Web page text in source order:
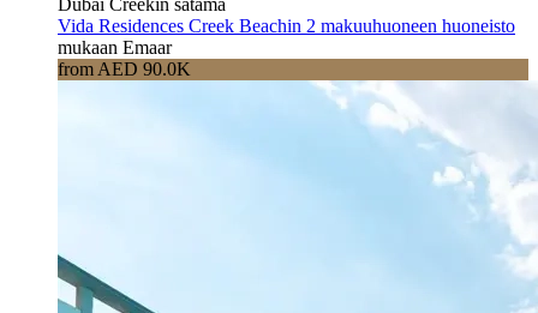
Dubai Creekin satama
Vida Residences Creek Beachin 2 makuuhuoneen huoneisto
mukaan Emaar
from AED 90.0K